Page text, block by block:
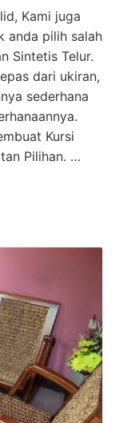
Kami juga
anda pilih salah
Sintetis Telur.
dari ukiran,
sederhana
Kursi
Pilihan. …